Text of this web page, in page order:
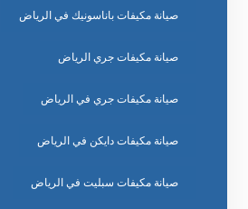
صيانة مكيفات باناسونيك في الرياض
صيانة مكيفات جري الرياض
صيانة مكيفات جري في الرياض
صيانة مكيفات دايكن في الرياض
صيانة مكيفات سبليت في الرياض